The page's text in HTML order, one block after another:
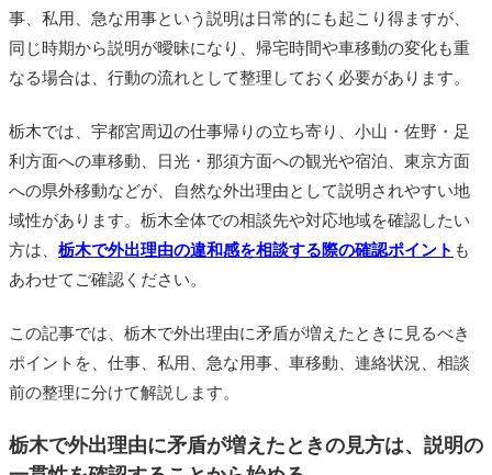
事、私用、急な用事という説明は日常的にも起こり得ますが、
同じ時期から説明が曖昧になり、帰宅時間や車移動の変化も重
なる場合は、行動の流れとして整理しておく必要があります。
栃木では、宇都宮周辺の仕事帰りの立ち寄り、小山・佐野・足
利方面への車移動、日光・那須方面への観光や宿泊、東京方面
への県外移動などが、自然な外出理由として説明されやすい地
域性があります。栃木全体での相談先や対応地域を確認したい
方は、 栃木で外出理由の違和感を相談する際の確認ポイント も
あわせてご確認ください。
この記事では、栃木で外出理由に矛盾が増えたときに見るべき
ポイントを、仕事、私用、急な用事、車移動、連絡状況、相談
前の整理に分けて解説します。
栃木で外出理由に矛盾が増えたときの見方は、説明の